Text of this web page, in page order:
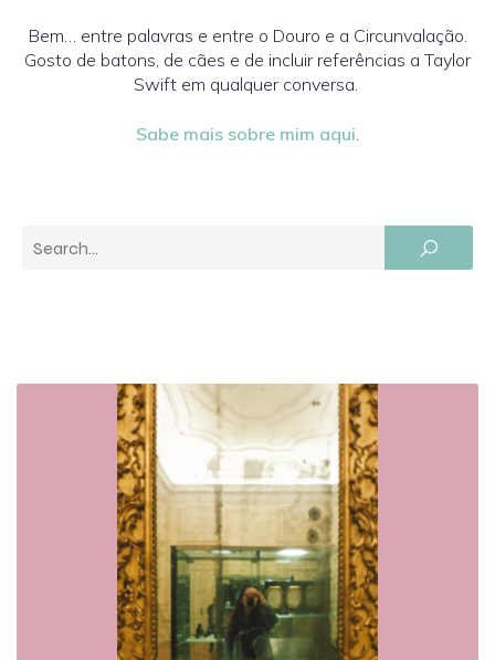
Bem… entre palavras e entre o Douro e a Circunvalação.
Gosto de batons, de cães e de incluir referências a Taylor
Swift em qualquer conversa.
Sabe mais sobre mim aqui.